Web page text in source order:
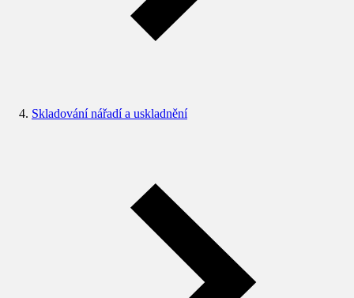
Skladování nářadí a uskladnění